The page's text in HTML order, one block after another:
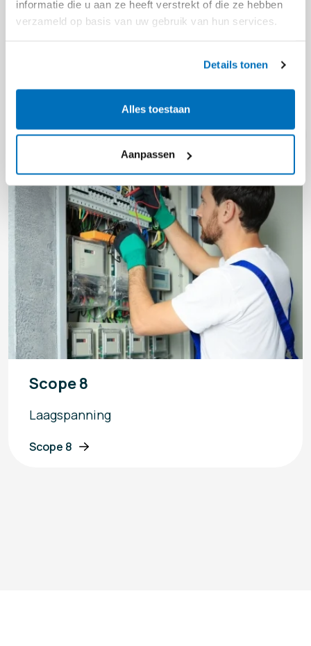
informatie die u aan ze heeft verstrekt of die ze hebben
verzameld op basis van uw gebruik van hun services.
Details tonen
Alles toestaan
Aanpassen
digitale oplossing
Scope 8
Laagspanning
Scope 8